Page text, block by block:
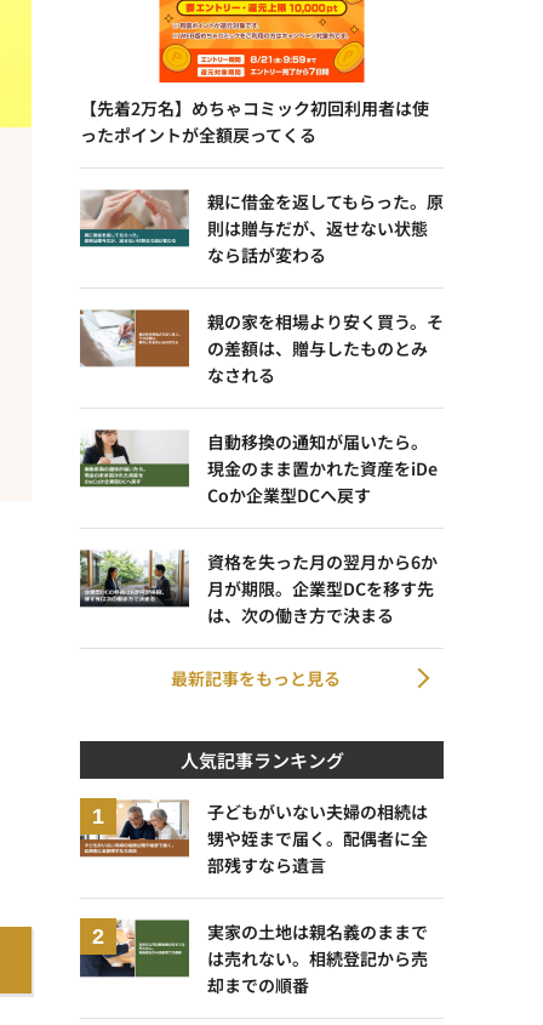
【先着2万名】めちゃコミック初回利用者は使
ったポイントが全額戻ってくる
親に借金を返してもらった。原
則は贈与だが、返せない状態
なら話が変わる
親の家を相場より安く買う。そ
の差額は、贈与したものとみ
なされる
自動移換の通知が届いたら。
現金のまま置かれた資産をiDe
Coか企業型DCへ戻す
資格を失った月の翌月から6か
月が期限。企業型DCを移す先
は、次の働き方で決まる
最新記事をもっと見る
人気記事ランキング
子どもがいない夫婦の相続は
甥や姪まで届く。配偶者に全
部残すなら遺言
実家の土地は親名義のままで
は売れない。相続登記から売
却までの順番